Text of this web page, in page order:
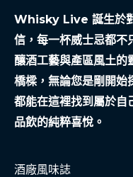
Whisky Live 誕生於
信，每一杯威士忌都不
釀酒工藝與產區風土的
橋樑，無論您是剛開始
都能在這裡找到屬於自
品飲的純粹喜悅。
酒廠風味誌